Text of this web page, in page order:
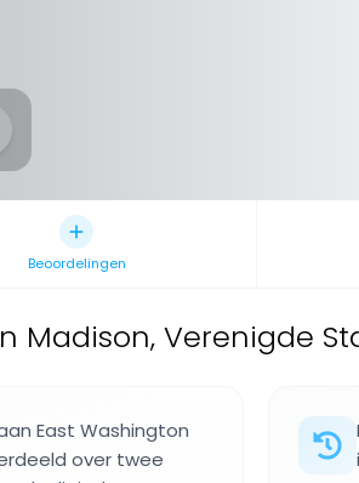
Beoordelingen
Madison, Verenigde
East Washington
over twee